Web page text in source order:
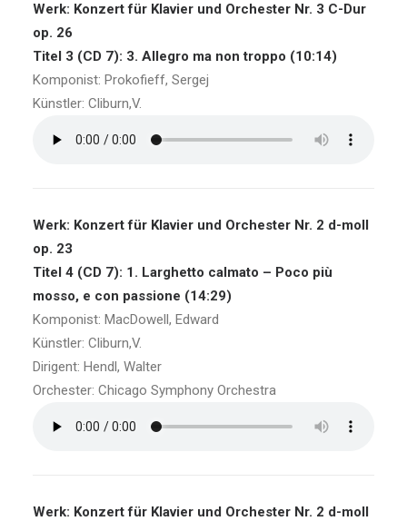
Werk: Konzert für Klavier und Orchester Nr. 3 C-Dur
op. 26
Titel 3 (CD 7): 3. Allegro ma non troppo (10:14)
Komponist: Prokofieff, Sergej
Künstler: Cliburn,V.
Werk: Konzert für Klavier und Orchester Nr. 2 d-moll
op. 23
Titel 4 (CD 7): 1. Larghetto calmato – Poco più
mosso, e con passione (14:29)
Komponist: MacDowell, Edward
Künstler: Cliburn,V.
Dirigent: Hendl, Walter
Orchester: Chicago Symphony Orchestra
Werk: Konzert für Klavier und Orchester Nr. 2 d-moll